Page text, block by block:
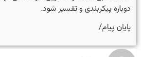
دوباره پیکربندی و تفسیر ‌شود.
پایان پیام/